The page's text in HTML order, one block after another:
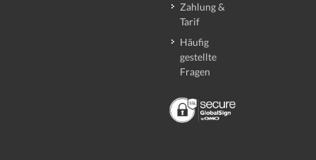
Zahlung &
Tarif
Häufig
gestellte
Fragen